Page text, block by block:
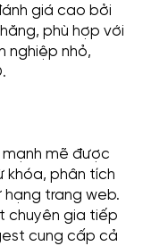
giá cao bởi
phù hợp với
nghiệp nhỏ,
mẽ được
khóa, phân tích
trang web.
chuyên gia tiếp
cung cấp cả